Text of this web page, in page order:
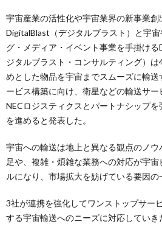
宇宙産業の活性化や宇宙業界の新事業創
DigitalBlast（デジタルブラスト）と宇
グ・メディア・イベント事業を手掛け
ジタルブラスト・コンサルティング）
めとした物品を宇宙までスムーズに輸
ービス構築に向け、衛星などの輸送サ
NECロジスティクスとパートナシップ
を進めると発表した。
宇宙への輸送は地上と異なる観点のノ
足や、複雑・煩雑な業務への対応が宇
ルになり、市場拡大を妨げている要因の
3社が連携を強化してワンストップサー
する宇宙輸送へのニーズに対応していき